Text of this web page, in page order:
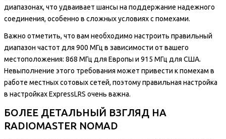
диапазонах, что удваивает шансы на поддержание надежного
соединения, особенно в сложных условиях с помехами.
Важно отметить, что вам необходимо настроить правильный
диапазон частот для 900 МГц в зависимости от вашего
местоположения: 868 МГц для Европы и 915 МГц для США.
Невыполнение этого требования может привести к помехам в
работе местных сотовых сетей, поэтому правильная настройка
в настройках ExpressLRS очень важна.
БОЛЕЕ ДЕТАЛЬНЫЙ ВЗГЛЯД НА
RADIOMASTER NOMAD